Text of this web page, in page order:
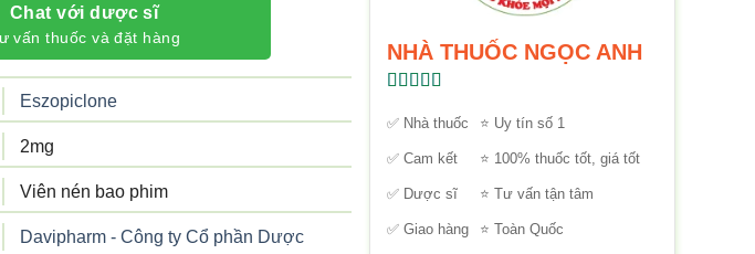
Chat với dược sĩ
vấn thuốc và đặt hàng
Eszopiclone
2mg
Viên nén bao phim
Davipharm - Công ty Cổ phần Dược
NHÀ THUỐC NGỌC ANH
hạng5.005
✅ Nhà thuốc ⭐ Uy tín số 1
✅ Cam kết ⭐ 100% thuốc tốt, giá tốt
✅ Dược sĩ ⭐ Tư vấn tận tâm
✅ Giao hàng ⭐ Toàn Quốc